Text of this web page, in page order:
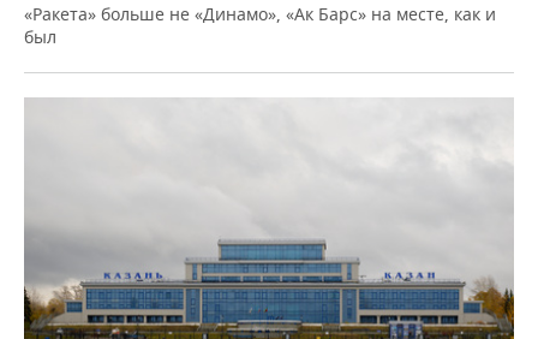
«Ракета» больше не «Динамо», «Ак Барс» на месте, как и
был